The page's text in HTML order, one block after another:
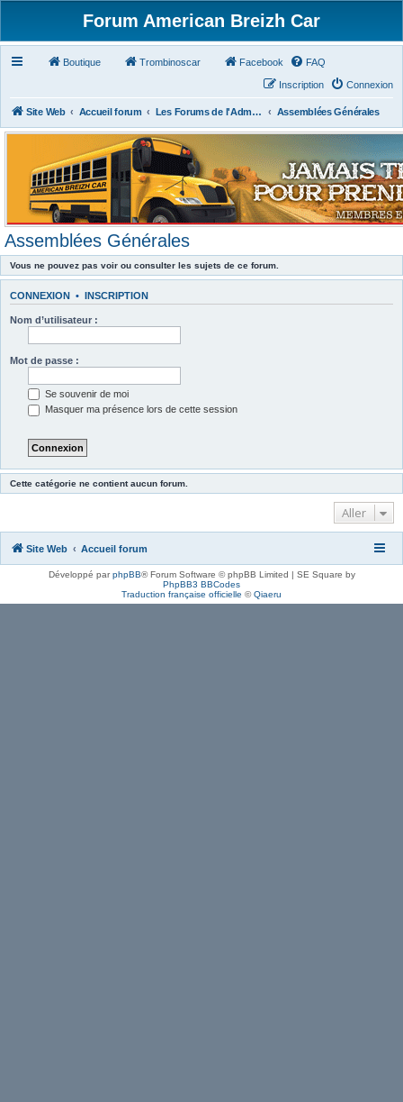
Forum American Breizh Car
Boutique Trombinoscar Facebook FAQ
Connexion
Inscription
Site Web Accueil forum Les Forums de l'Administration Assemblées Générales
Assemblées Générales
Vous ne pouvez pas voir ou consulter les sujets de ce forum.
CONNEXION • INSCRIPTION
Nom d’utilisateur :
Mot de passe :
Se souvenir de moi
Masquer ma présence lors de cette session
Cette catégorie ne contient aucun forum.
Aller
Site Web Accueil forum
Développé parphpBB® Forum Software © phpBB Limited | SE Square by
PhpBB3 BBCodes
Traduction française officielle ©Qiaeru